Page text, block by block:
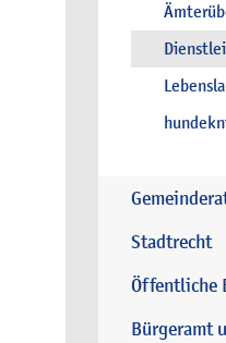
Stadtrecht
Öffentliche
Bürgeramt